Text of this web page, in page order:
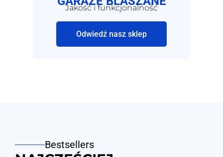
Jakość i funkcjonalność
Odwiedź nasz sklep
Bestsellers